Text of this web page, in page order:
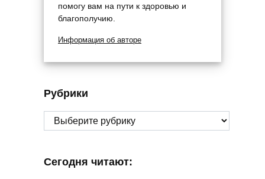
помогу вам на пути к здоровью и
благополучию.
Информация об авторе
Рубрики
Рубрики
Сегодня читают: